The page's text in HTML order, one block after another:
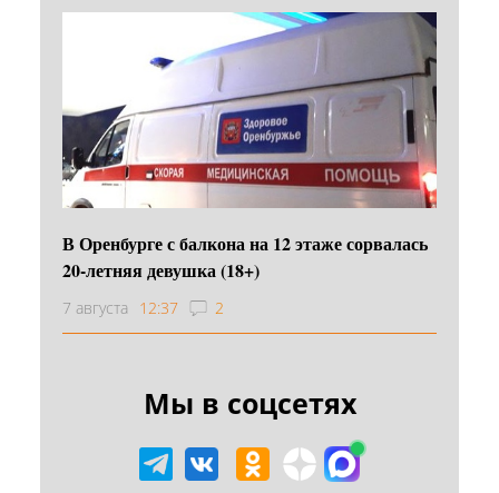
В Оренбурге с балкона на 12 этаже сорвалась
20-летняя девушка (18+)
7 августа 12:37 2
Мы в соцсетях